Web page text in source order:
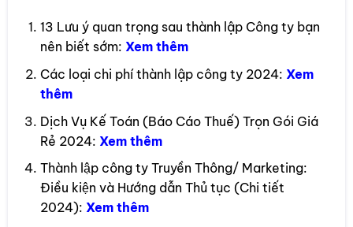
13 Lưu ý quan trọng sau thành lập Công ty bạn
nên biết sớm: Xem thêm
Các loại chi phí thành lập công ty 2024: Xem
thêm
Dịch Vụ Kế Toán (Báo Cáo Thuế) Trọn Gói Giá
Rẻ 2024: Xem thêm
Thành lập công ty Truyền Thông/ Marketing:
Điều kiện và Hướng dẫn Thủ tục (Chi tiết
2024): Xem thêm